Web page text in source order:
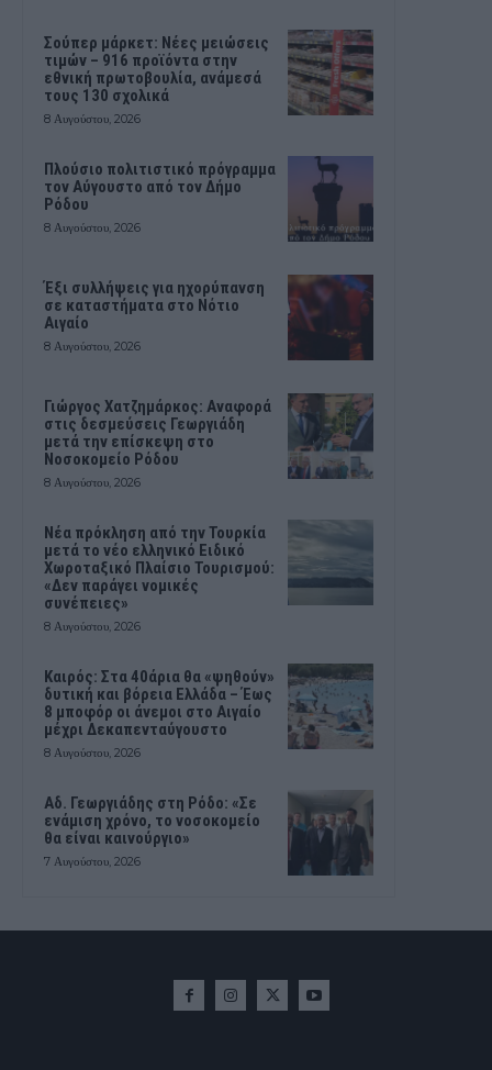
Σούπερ μάρκετ: Νέες μειώσεις
τιμών – 916 προϊόντα στην
εθνική πρωτοβουλία, ανάμεσά
τους 130 σχολικά
8 Αυγούστου, 2026
Πλούσιο πολιτιστικό πρόγραμμα
τον Αύγουστο από τον Δήμο
Ρόδου
8 Αυγούστου, 2026
Έξι συλλήψεις για ηχορύπανση
σε καταστήματα στο Νότιο
Αιγαίο
8 Αυγούστου, 2026
Γιώργος Χατζημάρκος: Αναφορά
στις δεσμεύσεις Γεωργιάδη
μετά την επίσκεψη στο
Νοσοκομείο Ρόδου
8 Αυγούστου, 2026
Νέα πρόκληση από την Τουρκία
μετά το νέο ελληνικό Ειδικό
Χωροταξικό Πλαίσιο Τουρισμού:
«Δεν παράγει νομικές
συνέπειες»
8 Αυγούστου, 2026
Καιρός: Στα 40άρια θα «ψηθούν»
δυτική και βόρεια Ελλάδα – Έως
8 μποφόρ οι άνεμοι στο Αιγαίο
μέχρι Δεκαπενταύγουστο
8 Αυγούστου, 2026
Αδ. Γεωργιάδης στη Ρόδο: «Σε
ενάμιση χρόνο, το νοσοκομείο
θα είναι καινούργιο»
7 Αυγούστου, 2026